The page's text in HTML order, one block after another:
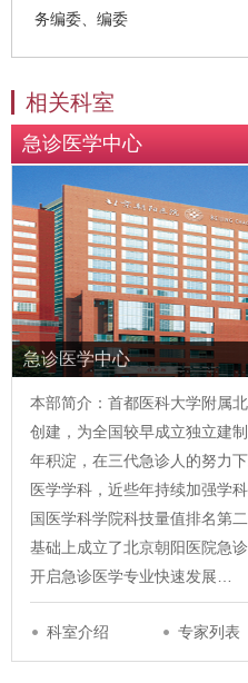
务编委、编委
相关科室
急诊医学中心
急诊医学中心
本部简介：首都医科大学附属
创建，为全国较早成立独立建
年积淀，在三代急诊人的努力
医学学科，近些年持续加强学
国医学科学院科技量值排名第
基础上成立了北京朝阳医院急
开启急诊医学专业快速发展…
科室介绍 专家列表